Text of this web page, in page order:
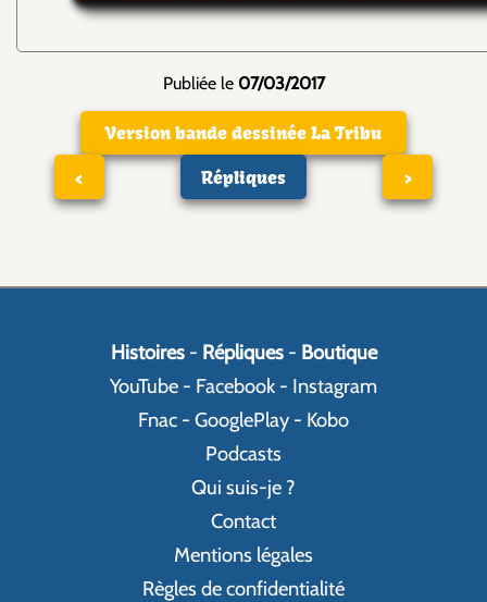
Publiée le 07/03/2017
Version bande dessinée La Tribu
< Répliques >
Histoires- Répliques- Boutique
YouTube - Facebook - Instagram
Fnac - GooglePlay - Kobo
Podcasts
Qui suis-je ?
Contact
Mentions légales
Règles de confidentialité